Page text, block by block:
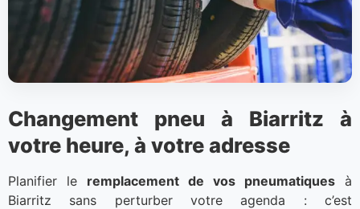
Changement pneu à Biarritz à
votre heure, à votre adresse
Planifier le remplacement de vos pneumatiques à
Biarritz sans perturber votre agenda : c’est